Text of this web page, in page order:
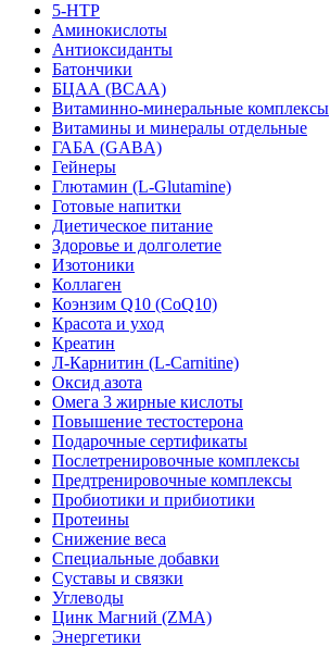
5-HTP
Аминокислоты
Антиоксиданты
Батончики
БЦАА (BCAA)
Витаминно-минеральные комплексы
Витамины и минералы отдельные
ГАБА (GABA)
Гейнеры
Глютамин (L-Glutamine)
Готовые напитки
Диетическое питание
Здоровье и долголетие
Изотоники
Коллаген
Коэнзим Q10 (CoQ10)
Красота и уход
Креатин
Л-Карнитин (L-Сarnitine)
Оксид азота
Омега 3 жирные кислоты
Повышение тестостерона
Подарочные сертификаты
Послетренировочные комплексы
Предтренировочные комплексы
Пробиотики и прибиотики
Протеины
Снижение веса
Специальные добавки
Суставы и связки
Углеводы
Цинк Магний (ZMA)
Энергетики